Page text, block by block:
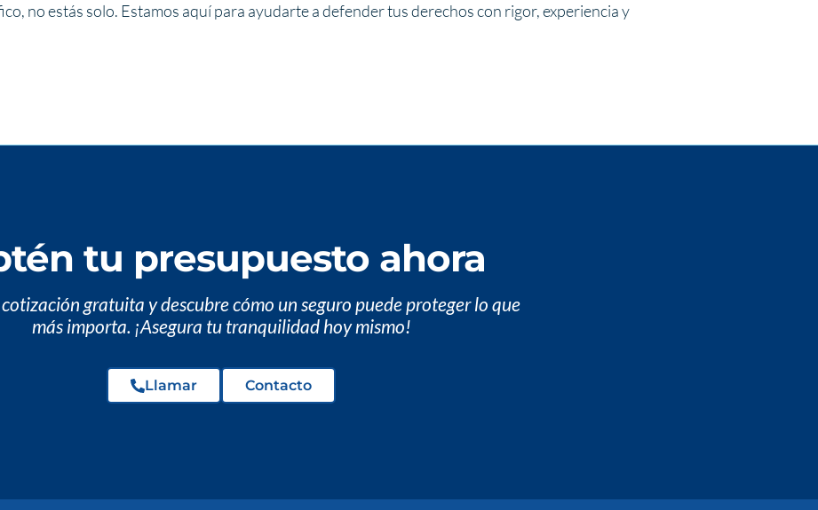
no estás solo. Estamos aquí para ayudarte a defender tus derechos con rigor, experiencia y
tu presupuesto ahora
gratuita y descubre cómo un seguro puede proteger lo que
más importa. ¡Asegura tu tranquilidad hoy mismo!
Llamar Contacto